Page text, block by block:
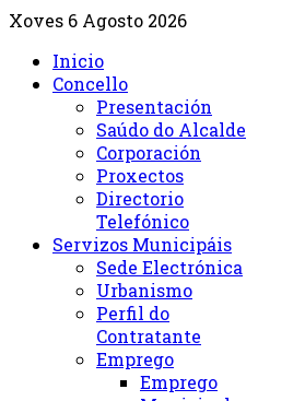
Xoves 6 Agosto 2026
Inicio
Concello
Presentación
Saúdo do Alcalde
Corporación
Proxectos
Directorio
Telefónico
Servizos Municipáis
Sede Electrónica
Urbanismo
Perfil do
Contratante
Emprego
Emprego